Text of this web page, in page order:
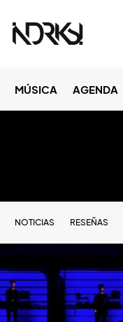
MÚSICA AGENDA
NOTICIAS RESEÑAS